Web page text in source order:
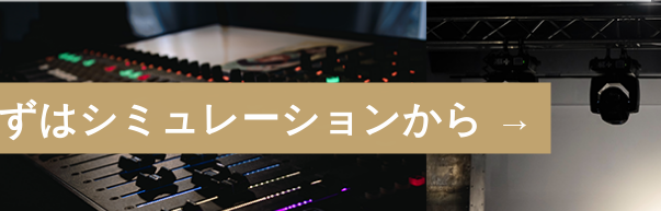
はシミュレーションから →